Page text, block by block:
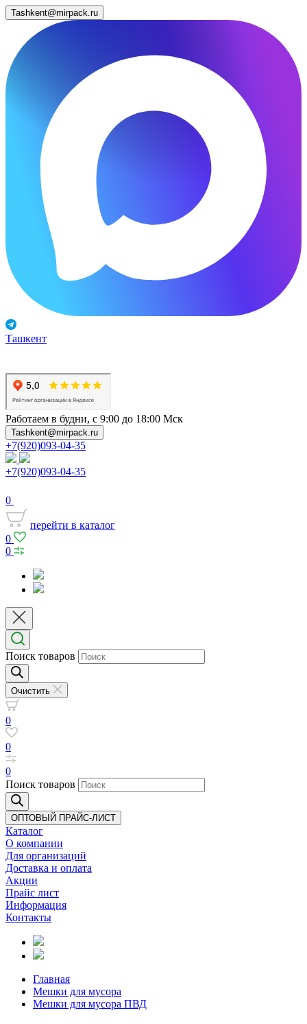
Tashkent@mirpack.ru
Ташкент
Работаем в будни, с 9:00 до 18:00 Мск
Tashkent@mirpack.ru
+7(920)093-04-35
+7(920)093-04-35
0
перейти в каталог
0
0
Поиск товаров
Очистить
0
0
0
Поиск товаров
ОПТОВЫЙ ПРАЙС-ЛИСТ
Каталог
О компании
Для организаций
Доставка и оплата
Акции
Прайс лист
Информация
Контакты
Главная
Мешки для мусора
Мешки для мусора ПВД